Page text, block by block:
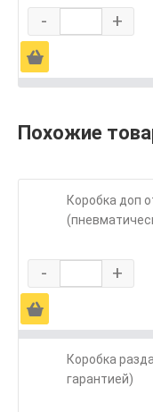
- +
Ä
Похожие
Коробка доп
- +
Ä
Коробка
гарантией)